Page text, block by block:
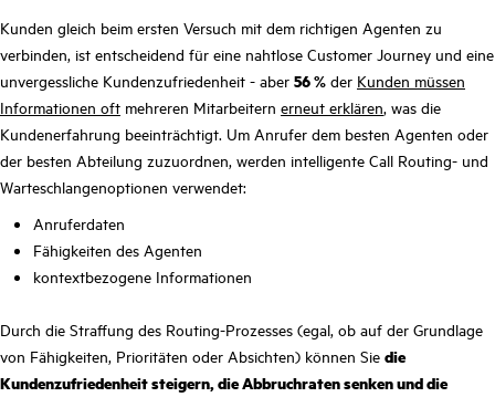
Kunden gleich beim ersten Versuch mit dem richtigen Agenten zu
verbinden, ist entscheidend für eine nahtlose Customer Journey und eine
unvergessliche Kundenzufriedenheit - aber 56 % der Kunden müssen
Informationen oft mehreren Mitarbeitern erneut erklären, was die
Kundenerfahrung beeinträchtigt. Um Anrufer dem besten Agenten oder
der besten Abteilung zuzuordnen, werden intelligente Call Routing- und
Warteschlangenoptionen verwendet:
Anruferdaten
Fähigkeiten des Agenten
kontextbezogene Informationen
Durch die Straffung des Routing-Prozesses (egal, ob auf der Grundlage
von Fähigkeiten, Prioritäten oder Absichten) können Sie die
Kundenzufriedenheit steigern, die Abbruchraten senken und die